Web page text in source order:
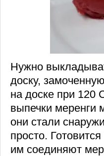
Нужно
доску,
на доске при 120
выпечки меренги
они стали
просто.
им соединяют